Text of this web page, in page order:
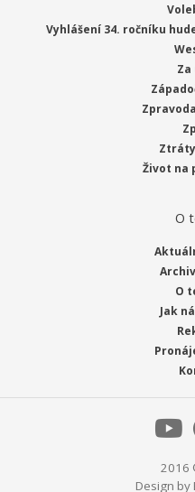
Vyhlášení 34. ročníku
Za
Život na
O
O
Jak
2016
Design by